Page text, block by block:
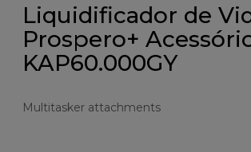
Liquidificador de
Prospero+
KAP60.000GY
Multitasker attachments